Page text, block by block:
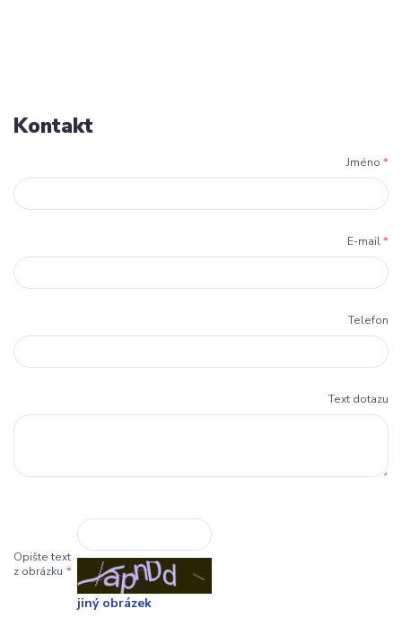
Kontakt
Jméno *
E-mail*
Telefon
Text dotazu
Opište text
z obrázku *
jiný obrázek